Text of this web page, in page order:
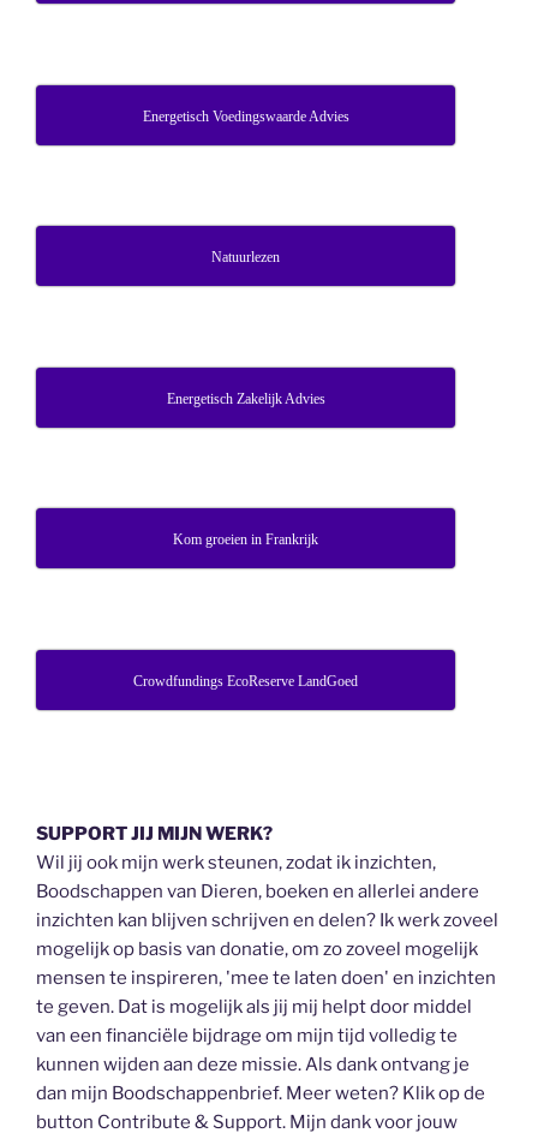
Energetisch Voedingswaarde Advies
Natuurlezen
Energetisch Zakelijk Advies
Kom groeien in Frankrijk
Crowdfundings EcoReserve LandGoed
SUPPORT JIJ MIJN WERK?
Wil jij ook mijn werk steunen, zodat ik inzichten,
Boodschappen van Dieren, boeken en allerlei andere
inzichten kan blijven schrijven en delen? Ik werk zoveel
mogelijk op basis van donatie, om zo zoveel mogelijk
mensen te inspireren, 'mee te laten doen' en inzichten
te geven. Dat is mogelijk als jij mij helpt door middel
van een financiële bijdrage om mijn tijd volledig te
kunnen wijden aan deze missie. Als dank ontvang je
dan mijn Boodschappenbrief. Meer weten? Klik op de
button Contribute & Support. Mijn dank voor jouw